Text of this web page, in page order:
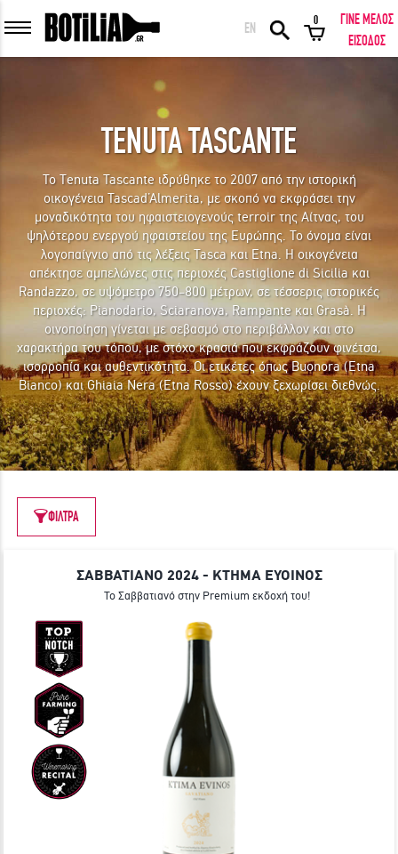
ΕΙΣΟΔΟΣ ΜΕΛΩΝ
ΕΙΣΟΔΟΣ Ξέχασα τον κωδικό μου!
ΕΙΣΟΔΟΣ ΜΕ FACEBOOK
ΕΚΠΛΗΚΤΙΚΑ ΚΡΑΣΙΑ ΑΠΟ ΟΛΟ ΤΟΝ ΚΟΣΜΟ ΣΤΗΝ ΠΟΡΤΑ ΣΟΥ ΣΕ
ΜΟΝΑΔΙΚΕΣ ΠΡΟΣΦΟΡΕΣ!
ΓΙΝΕ ΜΕΛΟΣ
EN
0
ΓΙΝΕ ΜΕΛΟΣ
ΕΙΣΟΔΟΣ
TENUTA TASCANTE
Το Tenuta Tascante ιδρύθηκε το 2007 από την ιστορική
οικογένεια Tascad’Almerita, με σκοπό να εκφράσει την
μοναδικότητα του ηφαιστειογενούς terroir της Αίτνας, του
ψηλότερου ενεργού ηφαιστείου της Ευρώπης. Το όνομα είναι
λογοπαίγνιο από τις λέξεις Tasca και Etna. Η οικογένεια
απέκτησε αμπελώνες στις περιοχές Castiglione di Sicilia και
Randazzo, σε υψόμετρο 750–800 μέτρων, σε τέσσερις ιστορικές
περιοχές: Pianodario, Sciaranova, Rampante και Grasà. Η
οινοποίηση γίνεται με σεβασμό στο περιβάλλον και στο
χαρακτήρα του τόπου, με στόχο κρασιά που εκφράζουν φινέτσα,
ισορροπία και αυθεντικότητα. Οι ετικέτες όπως Buonora (Etna
Bianco) και Ghiaia Nera (Etna Rosso) έχουν ξεχωρίσει διεθνώς.
ΦΙΛΤΡΑ
ΣΑΒΒΑΤΙΑΝΟ 2024 - ΚΤΗΜΑ ΕΥΟΙΝΟΣ
Το Σαββατιανό στην Premium εκδοχή του!